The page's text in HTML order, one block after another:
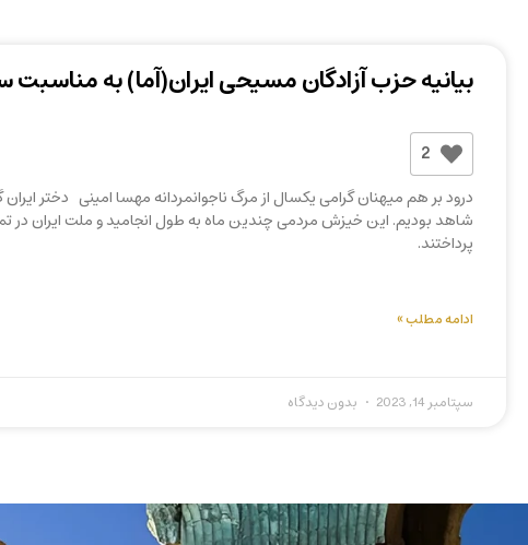
بیانیه حزب آزادگان مسیحی ایران(آما) به مناسبت
2
درود بر هم میهنان گرامی یکسال از مرگ ناجوانمردانه مهسا امینی دختر
پرداختند.
ادامه مطلب »
سپتامبر 14, 2023 بدون دیدگاه